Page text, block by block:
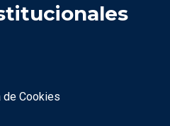
de Cookies